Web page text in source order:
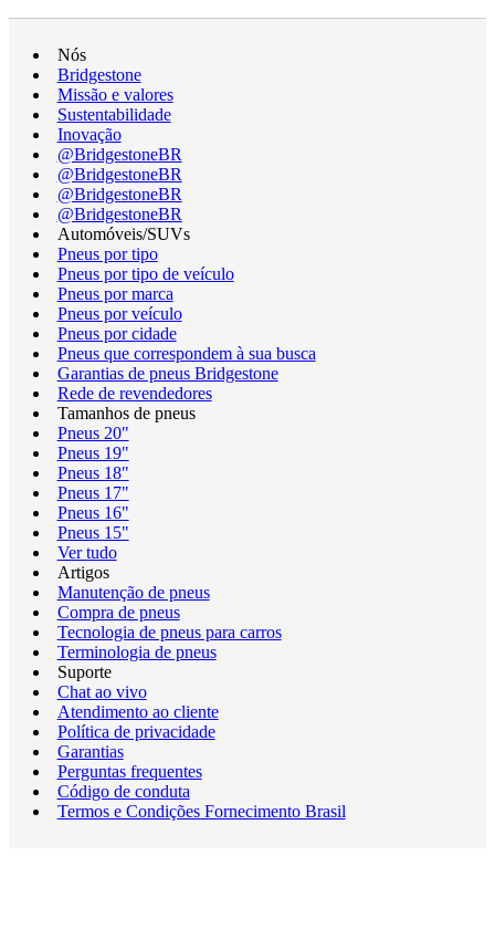
Nós
Bridgestone
Missão e valores
Sustentabilidade
Inovação
@BridgestoneBR
@BridgestoneBR
@BridgestoneBR
@BridgestoneBR
Automóveis/SUVs
Pneus por tipo
Pneus por tipo de veículo
Pneus por marca
Pneus por veículo
Pneus por cidade
Pneus que correspondem à sua busca
Garantias de pneus Bridgestone
Rede de revendedores
Tamanhos de pneus
Pneus 20"
Pneus 19"
Pneus 18"
Pneus 17"
Pneus 16"
Pneus 15"
Ver tudo
Artigos
Manutenção de pneus
Compra de pneus
Tecnologia de pneus para carros
Terminologia de pneus
Suporte
Chat ao vivo
Atendimento ao cliente
Política de privacidade
Garantias
Perguntas frequentes
Código de conduta
Termos e Condições Fornecimento Brasil